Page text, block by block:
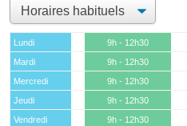
Lundi 9h - 12h30
Mardi
9h - 12h30
Mercredi
9h - 12h30
Jeudi
9h - 12h30
Vendredi
9h - 12h30